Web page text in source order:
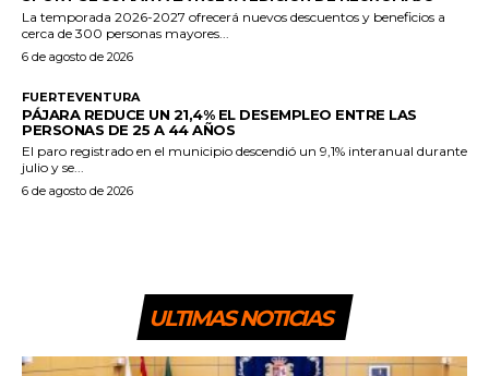
La temporada 2026-2027 ofrecerá nuevos descuentos y beneficios a
cerca de 300 personas mayores...
6 de agosto de 2026
FUERTEVENTURA
PÁJARA REDUCE UN 21,4% EL DESEMPLEO ENTRE LAS
PERSONAS DE 25 A 44 AÑOS
El paro registrado en el municipio descendió un 9,1% interanual durante
julio y se...
6 de agosto de 2026
ULTIMAS NOTICIAS